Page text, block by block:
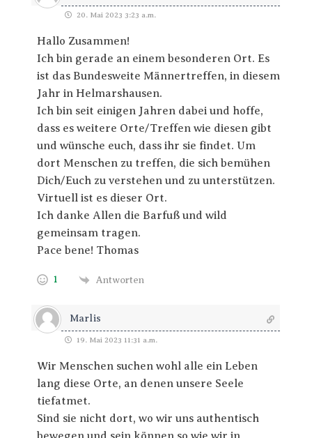
20. Mai 2023 3:23 a.m.
Hallo Zusammen!
Ich bin gerade an einem besonderen Ort. Es
ist das Bundesweite Männertreffen, in diesem
Jahr in Helmarshausen.
Ich bin seit einigen Jahren dabei und hoffe,
dass es weitere Orte/Treffen wie diesen gibt
und wünsche euch, dass ihr sie findet. Um
dort Menschen zu treffen, die sich bemühen
Dich/Euch zu verstehen und zu unterstützen.
Virtuell ist es dieser Ort.
Ich danke Allen die Barfuß und wild
gemeinsam tragen.
Pace bene! Thomas
1 Antworten
Marlis
19. Mai 2023 11:31 a.m.
Wir Menschen suchen wohl alle ein Leben
lang diese Orte, an denen unsere Seele
tiefatmet.
Sind sie nicht dort, wo wir uns authentisch